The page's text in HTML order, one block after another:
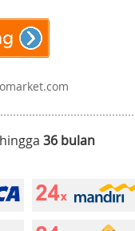
hingga 36 bulan